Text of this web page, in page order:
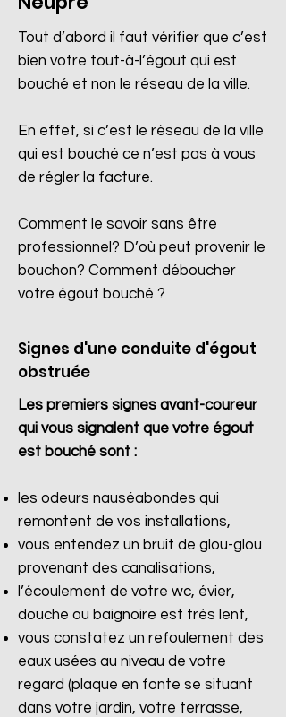
Tout d’abord il faut vérifier que c’est
bien votre tout-à-l’égout qui est
bouché et non le réseau de la ville.
En effet, si c’est le réseau de la ville
qui est bouché ce n’est pas à vous
de régler la facture.
Comment le savoir sans être
professionnel? D’où peut provenir le
bouchon? Comment déboucher
votre égout bouché ?
Signes d'une conduite d'égout
obstruée
Les premiers signes avant-coureur
qui vous signalent que votre égout
est bouché sont :
les odeurs nauséabondes qui
remontent de vos installations,
vous entendez un bruit de glou-glou
provenant des canalisations,
l’écoulement de votre wc, évier,
douche ou baignoire est très lent,
vous constatez un refoulement des
eaux usées au niveau de votre
regard (plaque en fonte se situant
dans votre jardin, votre terrasse,